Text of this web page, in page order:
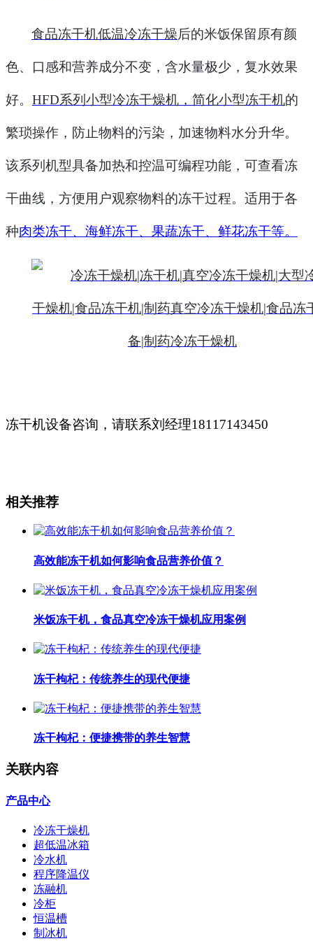
食品冻干机低温冷冻干燥后的米饭保留原有颜
色、口感和营养成分不变，含水量极少，复水效果
好。 HFD系列 小型冷冻干燥机，简化小型冻干机的
繁琐操作，防止物料的污染，加速物料水分升华。
该系列机型具备加热和控温可编程功能，可查看冻
干曲线，方便用户观察物料的冻干过程。 适用于各
种肉类冻干、海鲜冻干、果蔬冻干、鲜花冻干等。
冻干机设备咨询，请联系刘经理18117143450
相关推荐
高效能冻干机如何影响食品营养价值？
米饭冻干机，食品真空冷冻干燥机应用案例
冻干枸杞：传统养生的现代便捷
冻干枸杞：便捷携带的养生智慧
关联内容
产品中心
冷冻干燥机
超低温冰箱
冷水机
程序降温仪
冻融机
冷柜
恒温槽
制冰机